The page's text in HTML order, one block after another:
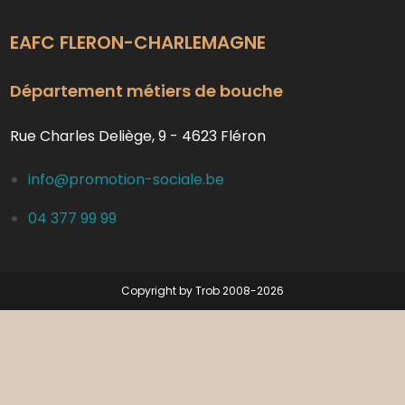
EAFC FLERON-CHARLEMAGNE
Département métiers de bouche
Rue Charles Deliège, 9 - 4623 Fléron
info@promotion-sociale.be
04 377 99 99
Copyright by Trob 2008-2026